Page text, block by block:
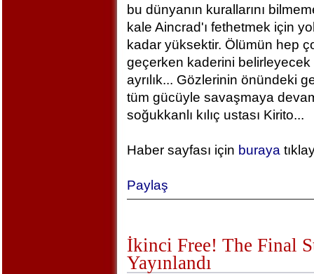
bu dünyanın kurallarını
kale Aincrad'ı fethetmek için
kadar yüksektir. Ölümün hep
geçerken kaderini belirleyecek
ayrılık... Gözlerinin önündeki
tüm gücüyle savaşmaya
soğukkanlı kılıç ustası Kirito...
Haber sayfası için buraya
Paylaş
İkinci Free! The Final
Yayınlandı